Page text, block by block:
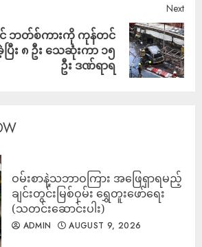
Next
ဘတ်စ်ကားကို ကုန်တင်
း ၈ ဦး သေဆုံးကာ ၁၅
ဦး ဒဏ်ရာရ
ဝမ်းစာနဲ့သဘာဝကြား အဖြေရှာရမည့်
ချင်းတွင်းမြစ်ဝှမ်း ရွှေတူးဖော်ရေး
(သတင်းဆောင်းပါး)
ADMIN AUGUST 9, 2026